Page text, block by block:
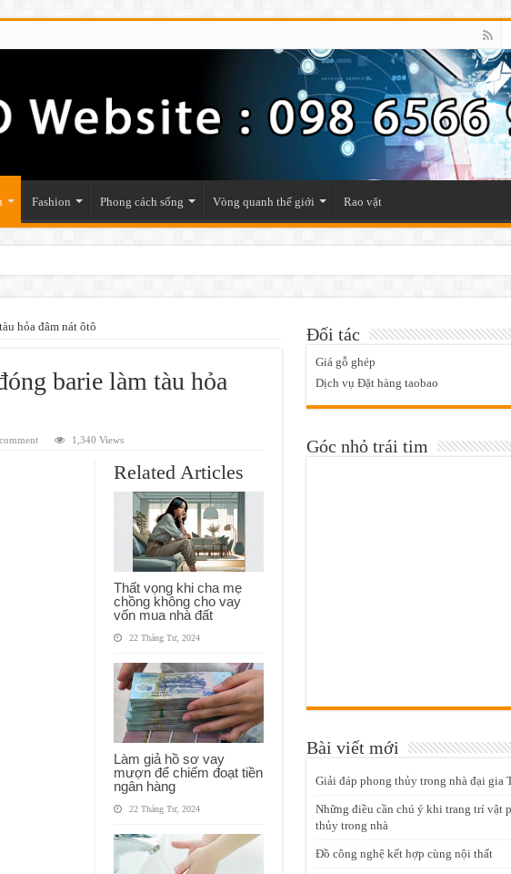
Fashion Phong cách sống Vòng quanh thế giới Rao vặt
hỏa đâm nát ôtô
barie làm tàu hỏa
1,340 Views
Related Articles
Thất vọng khi cha mẹ
chồng không cho vay
vốn mua nhà đất
22 Tháng Tư, 2024
Làm giả hồ sơ vay
mượn để chiếm đoạt tiền
ngân hàng
22 Tháng Tư, 2024
Đối tác
Giá gỗ ghép
Dịch vụ Đặt hàng taobao
Góc nhỏ trái tim
Bài viết mới
Giải đáp phong thủy trong nhà đại gia
Những điều cần chú ý khi trang trí vật
thủy trong nhà
Đồ công nghệ kết hợp cùng nội thất